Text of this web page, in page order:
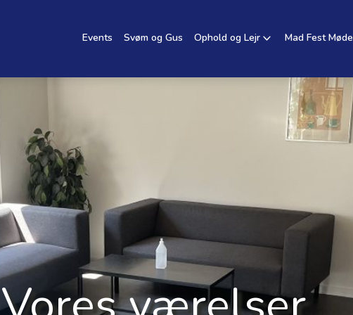
Events Svøm og Gus Ophold og Lejr Mad Fest Møde